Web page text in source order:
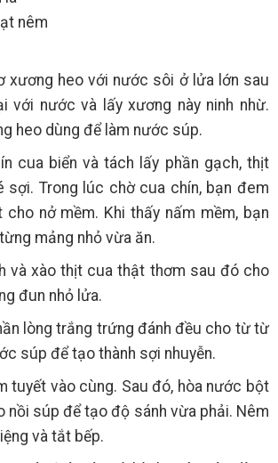
nêm
xương heo với nước sôi ở lửa lớn sau
với nước và lấy xương này ninh nhừ.
heo dùng để làm nước súp.
cua biển và tách lấy phần gạch, thịt
sợi. Trong lúc chờ cua chín, bạn đem
cho nở mềm. Khi thấy nấm mềm, bạn
mảng nhỏ vừa ăn.
và xào thịt cua thật thơm sau đó cho
đun nhỏ lửa.
lòng trắng trứng đánh đều cho từ từ
súp để tạo thành sợi nhuyễn.
tuyết vào cùng. Sau đó, hòa nước bột
nồi súp để tạo độ sánh vừa phải. Nêm
và tắt bếp.